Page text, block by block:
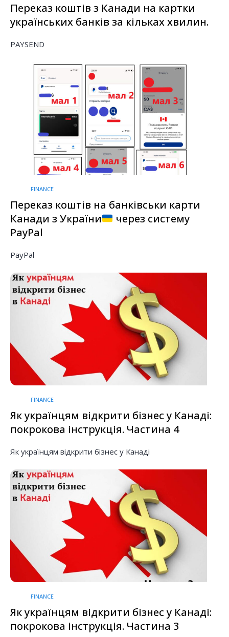
Переказ коштів з Канади на картки
українських банків за кільках хвилин.
PAYSEND
FINANCE
Переказ коштів на банківськи карти
Канади з України
через систему
PayPal
PayPal
FINANCE
Як українцям відкрити бізнес у Канаді:
покрокова інструкція. Частина 4
Як українцям відкрити бізнес у Канаді
FINANCE
Як українцям відкрити бізнес у Канаді:
покрокова інструкція. Частина 3